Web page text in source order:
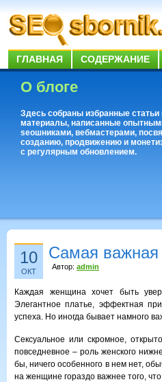
ГЛАВНАЯ СОДЕРЖАНИЕ
О блоге
Здесь собраны избранные статьи
материалы, написанные
seoшниками, вебмастерами,
созданию, продвижению и
с регулярным обновлением.
10
ОКТ
Самая важная
Автор: admin
Каждая женщина хочет быть
Элегантное платье, эффектная
успеха. Но иногда бывает намного
Сексуальное или скромное,
повседневное – роль женского
бы, ничего особенного в нем нет,
на женщине гораздо важнее того,